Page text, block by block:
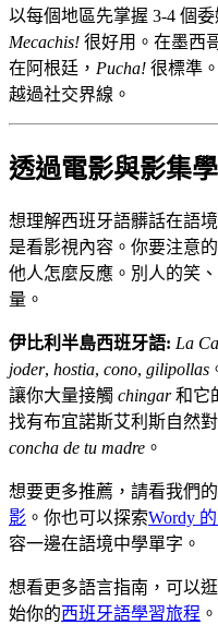
以每個地區先掌握 3-4 個
Mecachis! 很好用。在墨西
在阿根廷， Pucha! 很標準
越過社交界線。
透過電影與影集
想理解西班牙語髒話在語
是看影視內容。你要注意
他人怎麼反應。別人的笑
量。
伊比利半島西班牙語: La
joder, hostia, cono, gilipollas
讓你大量接觸 chingar和它
找有布宜諾斯艾利斯自然
concha de tu madre 。
想要更多推薦，請看我們
影 。你也可以探索Wordy
容一邊在語境中學單字。
想看更多語言指南，可以
始你的西班牙語學習旅程 。